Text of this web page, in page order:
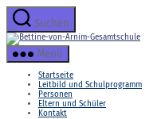
Zum
Inhalt
springenSuchen
Bettine-
Menü
Startseite
Leitbild und Schulprogramm
Personen
Eltern und Schüler
Kontakt